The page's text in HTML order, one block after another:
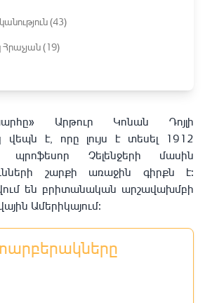
(43)
(19)
Արթուր Կոնան Դոյլի
է, որը լույս է տեսել 1912
պրոֆեսոր Չելենջերի մասին
շարքի առաջին գիրքն է։
են բրիտանական արշավախմբի
Ամերիկայում։